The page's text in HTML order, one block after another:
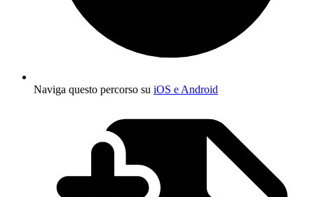
Naviga questo percorso su iOS e Android